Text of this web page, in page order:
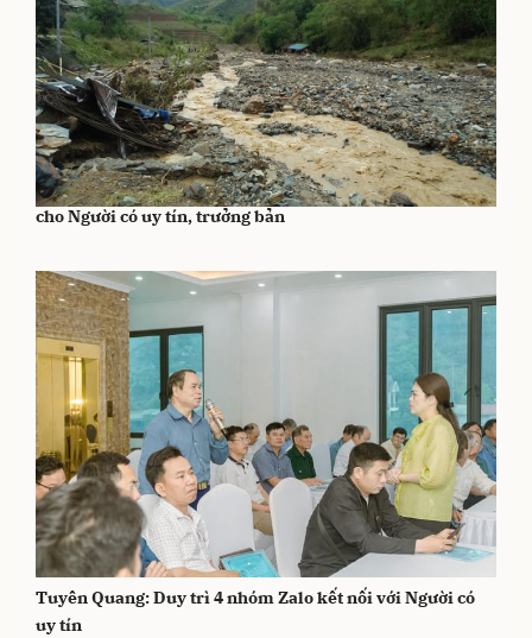
Lai Châu: Trang bị kiến thức về phòng, chống thiên tai
cho Người có uy tín, trưởng bản
Tuyên Quang: Duy trì 4 nhóm Zalo kết nối với Người có
uy tín